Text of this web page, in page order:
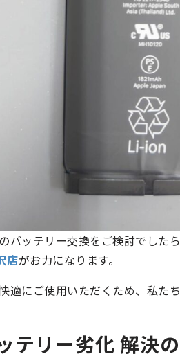
ッテリー交換をご検討でしたら
店がお力になります。
適にご使用いただくため、私た
テリー劣化 解決